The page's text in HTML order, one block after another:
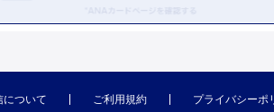
について ご利用規約 プライバシーポ